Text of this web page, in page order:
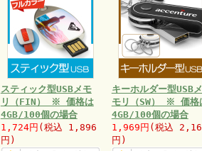
スティック型USBメモ
リ（FIN） ※ 価格は
4GB/100個の場合
1,724円 (税込 1,896
円)
キーホルダー型USBメ
モリ（SW） ※ 価格
4GB/100個の場合
1,969円 (税込
円)